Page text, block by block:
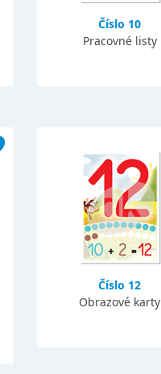
Číslo 10
Pracovné listy
Číslo 12
Obrazové karty